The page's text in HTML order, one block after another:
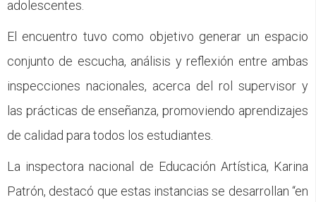
adolescentes.
El encuentro tuvo como objetivo generar un espacio
conjunto de escucha, análisis y reflexión entre ambas
inspecciones nacionales, acerca del rol supervisor y
las prácticas de enseñanza, promoviendo aprendizajes
de calidad para todos los estudiantes.
La inspectora nacional de Educación Artística, Karina
Patrón, destacó que estas instancias se desarrollan “en